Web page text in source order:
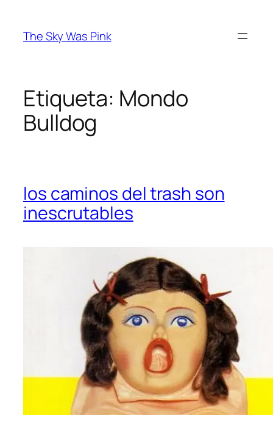
contenido
The Sky Was Pink
Etiqueta: Mondo
Bulldog
los caminos del trash son
inescrutables